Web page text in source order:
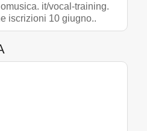
it/vocal-training.
iscrizioni 10 giugno..